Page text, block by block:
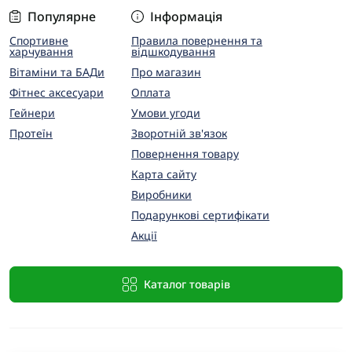
Популярне
Спортивне
харчування
Вітаміни та БАДи
Фітнес аксесуари
Гейнери
Протеїн
Інформація
Правила повернення та
відшкодування
Про магазин
Оплата
Умови угоди
Зворотній зв'язок
Повернення товару
Карта сайту
Виробники
Подарункові сертифікати
Акції
Каталог товарів